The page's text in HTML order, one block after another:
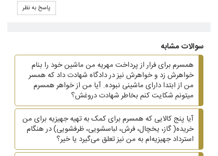
پاسخ به نظر
سوالات مشابه
همسرم برای فرار از پرداخت مهریه من ماشین خود را بنام
خواهرش زد و خواهرش نیز در دادگاه شهادت داد که همسر
من از ابتدا دارای ماشینی نبوده. آیا من از خواهر همسرم
میتونم شکایت کنم بخاطر شهادت دروغش؟
آیا پنج کالایی که همسرم برای کمک به تهیه جهیزیه برای من
خریده( گاز، یخچال، فرش، لباسشویی، ظرفشویی)‌ در هنگام
استرداد جهیزیه‌ام به من نیز تعلق می‌گیرد یا خیر؟